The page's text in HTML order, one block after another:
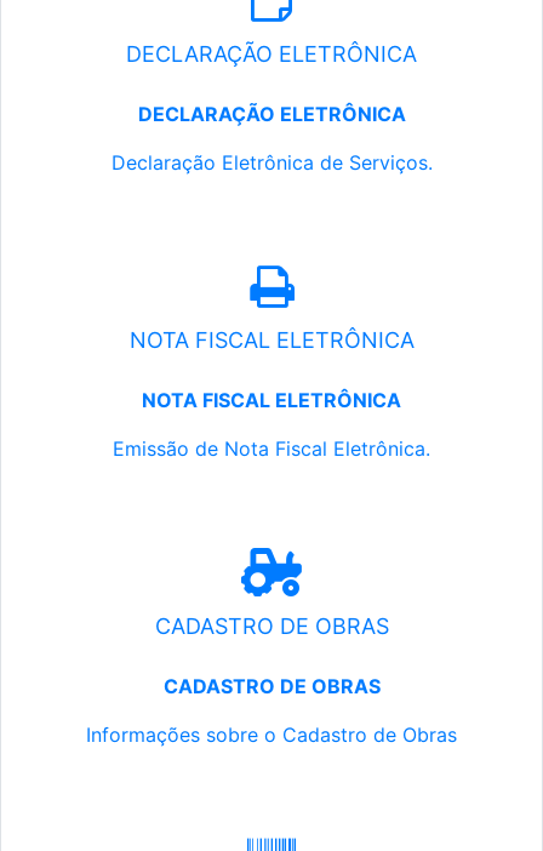
DECLARAÇÃO ELETRÔNICA
DECLARAÇÃO ELETRÔNICA
Declaração Eletrônica de Serviços.
NOTA FISCAL ELETRÔNICA
NOTA FISCAL ELETRÔNICA
Emissão de Nota Fiscal Eletrônica.
CADASTRO DE OBRAS
CADASTRO DE OBRAS
Informações sobre o Cadastro de Obras